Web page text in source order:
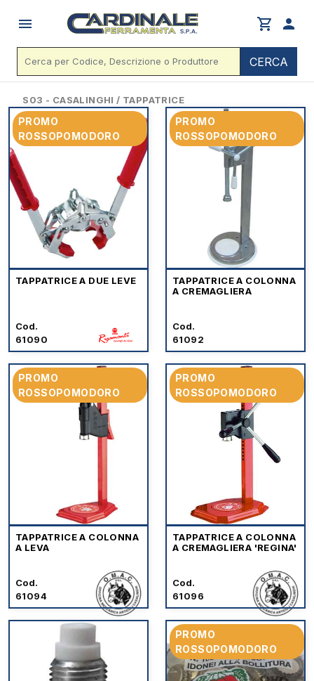
menu shopping_cart person
CERCA
S03 - CASALINGHI / TAPPATRICE
PROMO
ROSSOPOMODORO
TAPPATRICE A DUE LEVE
Cod.
61090
PROMO
ROSSOPOMODORO
TAPPATRICE A COLONNA
A CREMAGLIERA
Cod.
61092
PROMO
ROSSOPOMODORO
TAPPATRICE A COLONNA
A LEVA
Cod.
61094
PROMO
ROSSOPOMODORO
TAPPATRICE A COLONNA
A CREMAGLIERA 'REGINA'
Cod.
61096
PROMO
ROSSOPOMODORO